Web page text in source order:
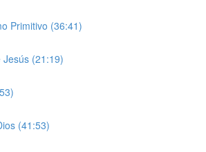
Primitivo (36:41)
Jesús (21:19)
(41:53)